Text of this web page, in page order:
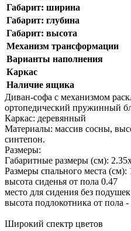
Габарит: ширина
Габарит: глубина
Габарит: высота
Механизм трансформации
Варианты наполнения
Каркас
Наличие ящика
Диван-софа с механизмом
ортопедический пружинный
Каркас: деревянный
Материалы: массив сосны,
синтепон.
Размеры:
Габаритные размеры (см):
Размеры спального места (см):
высота сиденья от пола 0.47
место для сидения без
высота подлокотника от пола -
Широкий спектр цветов